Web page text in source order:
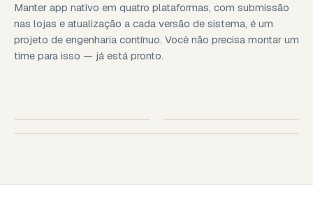
Manter app nativo em quatro plataformas, com submissão
nas lojas e atualização a cada versão de sistema, é um
projeto de engenharia contínuo. Você não precisa montar um
time para isso — já está pronto.
IOS · ANDROID TABLET